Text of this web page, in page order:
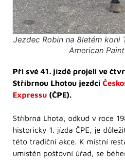
Jezdec Robin na 8letém koni
American
Při své 41. jízdě projeli ve
Stříbrnou Lhotou jezdci
Expressu (ČPE).
Stříbrná Lhota, odkud v roce
historicky 1. jízda ČPE, je
této tradiční akce. K místní
umístěn poštovní úřad, se